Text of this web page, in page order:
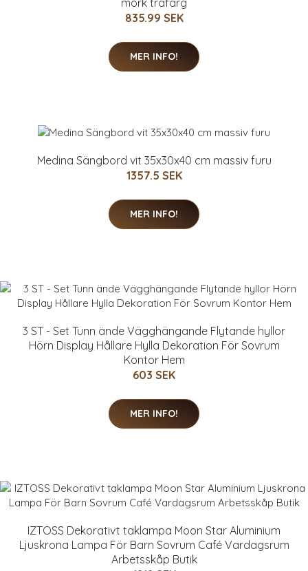
mörk träfärg
835.99 SEK
MER INFO!
Medina Sängbord vit 35x30x40 cm massiv furu
1357.5 SEK
MER INFO!
3 ST - Set Tunn ände Vägghängande Flytande hyllor
Hörn Display Hållare Hylla Dekoration För Sovrum
Kontor Hem
603 SEK
MER INFO!
IZTOSS Dekorativt taklampa Moon Star Aluminium
Ljuskrona Lampa För Barn Sovrum Café Vardagsrum
Arbetsskåp Butik